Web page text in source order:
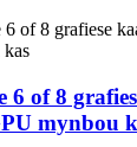
6 of 8
mynbou